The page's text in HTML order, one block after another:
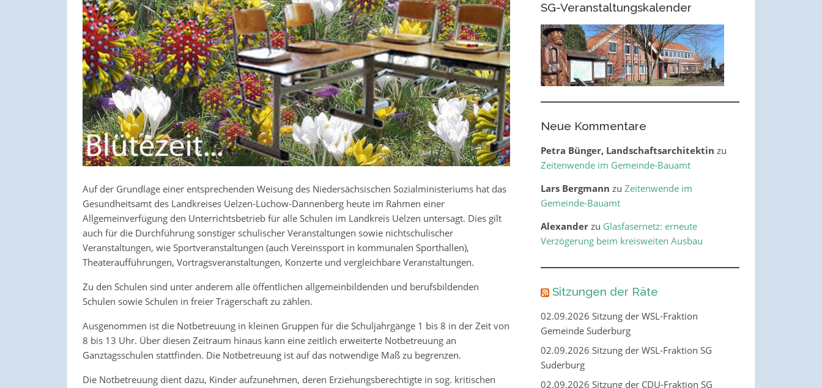
Auf der Grundlage einer entsprechenden Weisung des Niedersächsischen Sozialministeriums hat das
Gesundheitsamt des Landkreises Uelzen-Lüchow-Dannenberg heute im Rahmen einer
Allgemeinverfügung den Unterrichtsbetrieb für alle Schulen im Landkreis Uelzen untersagt. Dies gilt
auch für die Durchführung sonstiger schulischer Veranstaltungen sowie nichtschulischer
Veranstaltungen, wie Sportveranstaltungen (auch Vereinssport in kommunalen Sporthallen),
Theateraufführungen, Vortragsveranstaltungen, Konzerte und vergleichbare Veranstaltungen.
Zu den Schulen sind unter anderem alle öffentlichen allgemeinbildenden und berufsbildenden
Schulen sowie Schulen in freier Trägerschaft zu zählen.
Ausgenommen ist die Notbetreuung in kleinen Gruppen für die Schuljahrgänge 1 bis 8 in der Zeit von
8 bis 13 Uhr. Über diesen Zeitraum hinaus kann eine zeitlich erweiterte Notbetreuung an
Ganztagsschulen stattfinden. Die Notbetreuung ist auf das notwendige Maß zu begrenzen.
Die Notbetreuung dient dazu, Kinder aufzunehmen, deren Erziehungsberechtigte in sog. kritischen
SG-Veranstaltungskalender
Neue Kommentare
Petra Bünger, Landschaftsarchitektin zu
Zeitenwende im Gemeinde-Bauamt
Lars Bergmann zu Zeitenwende im
Gemeinde-Bauamt
Alexanderzu Glasfasernetz: erneute
Verzögerung beim kreisweiten Ausbau
Sitzungen der Räte
02.09.2026 Sitzung der WSL-Fraktion
Gemeinde Suderburg
02.09.2026 Sitzung der WSL-Fraktion SG
Suderburg
02.09.2026 Sitzung der CDU-Fraktion SG